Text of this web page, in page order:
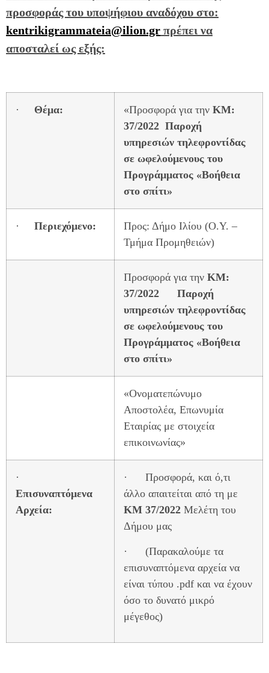
προσφοράς του υποψήφιου αναδόχου στο:
kentrikigrammateia@ilion.gr πρέπει να
αποσταλεί ως εξής:
· Θέμα: «Προσφορά για την ΚΜ:
37/2022 Παροχή
υπηρεσιών τηλεφροντίδας
σε ωφελούμενους του
Προγράμματος «Βοήθεια
στο σπίτι»
· Περιεχόμενο:
Προς: Δήμο Ιλίου (Ο.Υ. –
Τμήμα Προμηθειών)
Προσφορά για την ΚΜ:
37/2022 Παροχή
υπηρεσιών τηλεφροντίδας
σε ωφελούμενους του
Προγράμματος «Βοήθεια
στο σπίτι»
«Ονοματεπώνυμο
Αποστολέα, Επωνυμία
Εταιρίας με στοιχεία
επικοινωνίας»
·
Επισυναπτόμενα
Αρχεία:
· Προσφορά, και ό,τι
άλλο απαιτείται από τη με
ΚΜ 37/2022 Μελέτη του
Δήμου μας
· (Παρακαλούμε τα
επισυναπτόμενα αρχεία να
είναι τύπου .pdf και να έχουν
όσο το δυνατό μικρό
μέγεθος)